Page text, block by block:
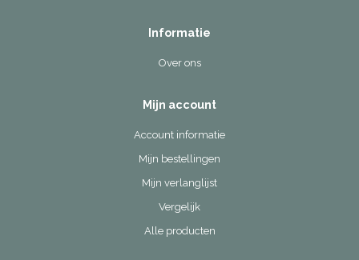
Informatie
Over ons
Mijn account
Account informatie
Mijn bestellingen
Mijn verlanglijst
Vergelijk
Alle producten